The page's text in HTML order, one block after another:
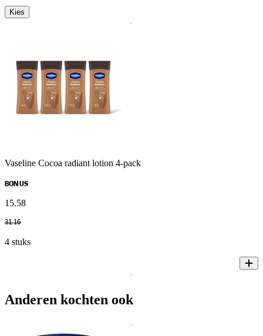
Kies
Vaseline Cocoa radiant lotion 4-pack
BONUS
15.58
31.16
4 stuks
Anderen kochten ook